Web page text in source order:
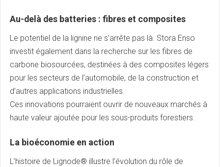
Au-delà des batteries : fibres et composites
Le potentiel de la lignine ne s’arrête pas là. Stora Enso
investit également dans la recherche sur les fibres de
carbone biosourcées, destinées à des composites légers
pour les secteurs de l’automobile, de la construction et
d’autres applications industrielles.
Ces innovations pourraient ouvrir de nouveaux marchés à
haute valeur ajoutée pour les sous-produits forestiers.
La bioéconomie en action
L’histoire de Lignode® illustre l’évolution du rôle de